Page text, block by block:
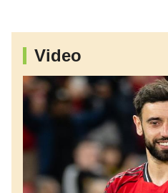
Video